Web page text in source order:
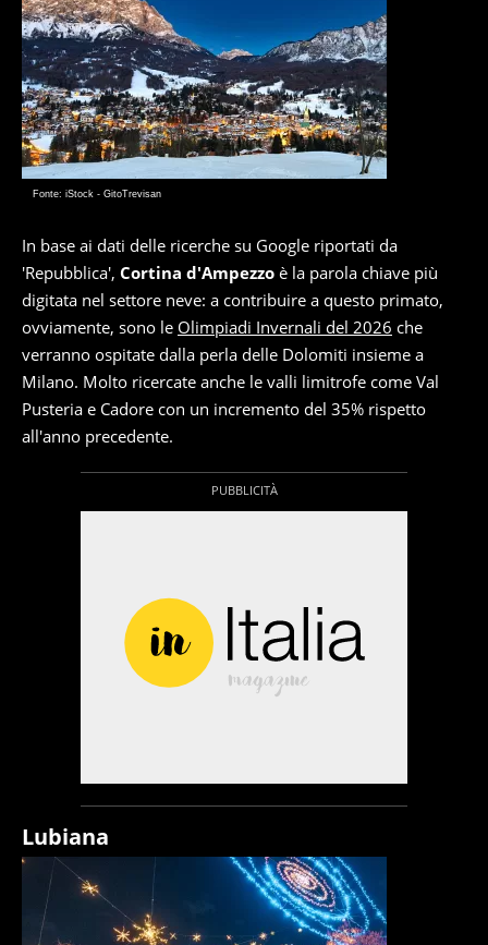
Fonte: iStock - GitoTrevisan
In base ai dati delle ricerche su Google riportati da
'Repubblica', Cortina d'Ampezzo è la parola chiave più
digitata nel settore neve: a contribuire a questo primato,
ovviamente, sono le Olimpiadi Invernali del 2026 che
verranno ospitate dalla perla delle Dolomiti insieme a
Milano. Molto ricercate anche le valli limitrofe come Val
Pusteria e Cadore con un incremento del 35% rispetto
all'anno precedente.
Lubiana